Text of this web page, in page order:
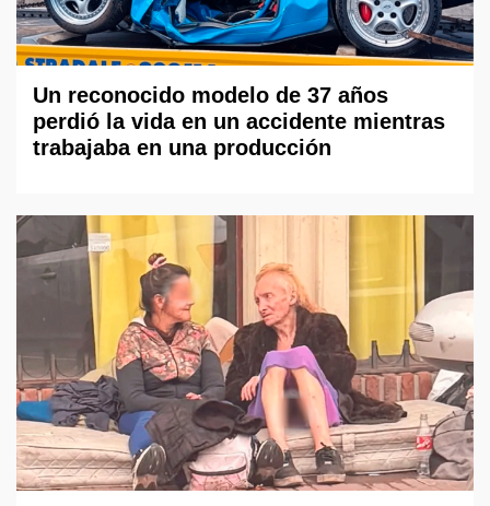
Un reconocido modelo de 37 años
perdió la vida en un accidente mientras
trabajaba en una producción